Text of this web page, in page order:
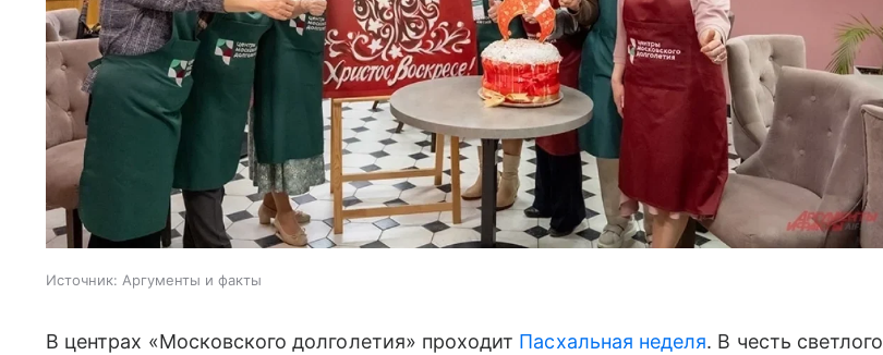
Источник: Аргументы и факты
В центрах «Московского долголетия» проходит Пасхальная неделя. В честь светлого